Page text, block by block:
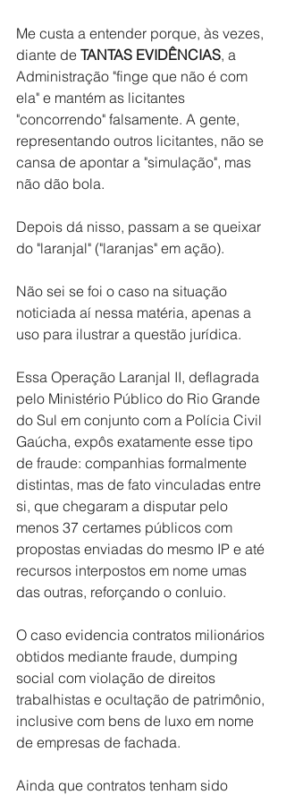
Me custa a entender porque, às vezes,
diante de TANTAS EVIDÊNCIAS, a
Administração "finge que não é com
ela" e mantém as licitantes
"concorrendo" falsamente. A gente,
representando outros licitantes, não se
cansa de apontar a "simulação", mas
não dão bola.
Depois dá nisso, passam a se queixar
do "laranjal" ("laranjas" em ação).
Não sei se foi o caso na situação
noticiada aí nessa matéria, apenas a
uso para ilustrar a questão jurídica.
Essa Operação Laranjal II, deflagrada
pelo Ministério Público do Rio Grande
do Sul em conjunto com a Polícia Civil
Gaúcha, expôs exatamente esse tipo
de fraude: companhias formalmente
distintas, mas de fato vinculadas entre
si, que chegaram a disputar pelo
menos 37 certames públicos com
propostas enviadas do mesmo IP e até
recursos interpostos em nome umas
das outras, reforçando o conluio.
O caso evidencia contratos milionários
obtidos mediante fraude, dumping
social com violação de direitos
trabalhistas e ocultação de patrimônio,
inclusive com bens de luxo em nome
de empresas de fachada.
Ainda que contratos tenham sido